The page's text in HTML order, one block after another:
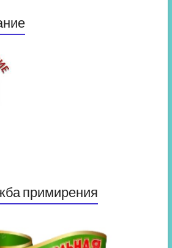
примирения